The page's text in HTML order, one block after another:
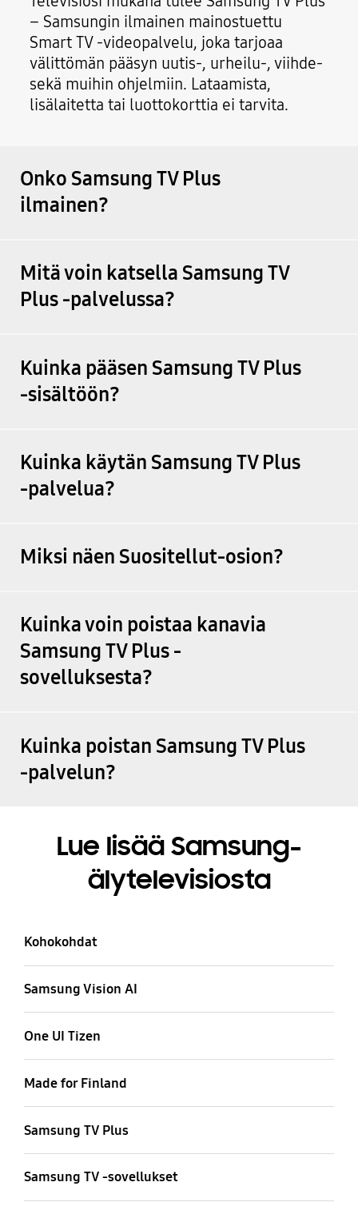
– Samsungin ilmainen mainostuettu
Smart TV -videopalvelu, joka tarjoaa
välittömän pääsyn uutis-, urheilu-, viihde-
sekä muihin ohjelmiin. Lataamista,
lisälaitetta tai luottokorttia ei tarvita.
Onko Samsung TV Plus
ilmainen?
Mitä voin katsella Samsung TV
Plus -palvelussa?
Kuinka pääsen Samsung TV Plus
-sisältöön?
Kuinka käytän Samsung TV Plus
-palvelua?
Miksi näen Suositellut-osion?
Kuinka voin poistaa kanavia
Samsung TV Plus -
sovelluksesta?
Kuinka poistan Samsung TV Plus
-palvelun?
Lue lisää Samsung-
älytelevisiosta
Kohokohdat
Samsung Vision AI
One UI Tizen
Made for Finland
Samsung TV Plus
Samsung TV -sovellukset